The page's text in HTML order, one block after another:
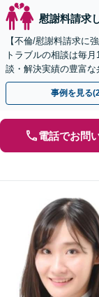
慰謝料請求
【不倫/慰謝料請求に
トラブルの相談は毎
談・解決実績の豊富
倫相談は初回0円】【
事例を見る
電話でお問